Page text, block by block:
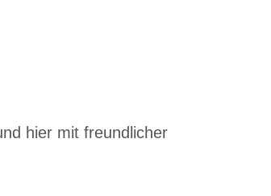
hier mit freundlicher